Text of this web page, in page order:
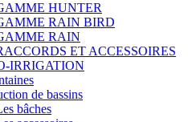
HUNTER
RAIN BIRD
RAIN
ET ACCESSOIRES
IRRIGATION
de bassins
bâches